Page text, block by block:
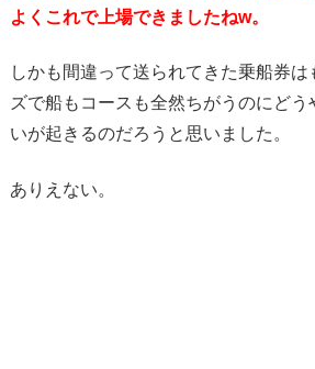
よくこれで上場できましたねw。
しかも間違って送られてきた乗船券
ズで船もコースも全然ちがうのにど
いが起きるのだろうと思いました。
ありえない。